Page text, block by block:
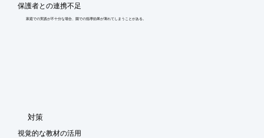
保護者との連携不足
家庭での実践が不十分な場合、園での指導効果が薄れてしまうことがある。
​対策
視覚的な教材の活用